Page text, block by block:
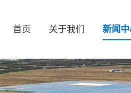
首页 关于我们 新闻